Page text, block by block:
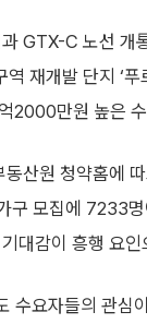
GTX-C 노선 개
재개발 단지 ‘
2000만원 높은
산원 청약홈에
구 모집에 7233
대감이 흥행 요
수요자들의 관심